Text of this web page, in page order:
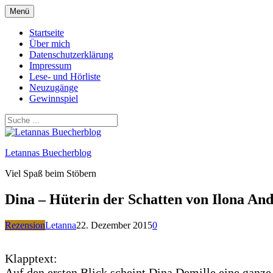
Zum
Inhalt
springen
Menü
Startseite
Über mich
Datenschutzerklärung
Impressum
Lese- und Hörliste
Neuzugänge
Gewinnspiel
Letannas Buecherblog
Viel Spaß beim Stöbern
Dina – Hüterin der Schatten von Ilona
RezensionLetanna22. Dezember 20150
Klapptext: